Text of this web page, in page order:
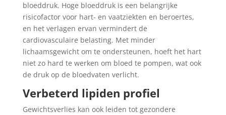
bloeddruk. Hoge bloeddruk is een belangrijke
risicofactor voor hart- en vaatziekten en beroertes,
en het verlagen ervan vermindert de
cardiovasculaire belasting. Met minder
lichaamsgewicht om te ondersteunen, hoeft het hart
niet zo hard te werken om bloed te pompen, wat ook
de druk op de bloedvaten verlicht.
Verbeterd lipiden profiel
Gewichtsverlies kan ook leiden tot gezondere